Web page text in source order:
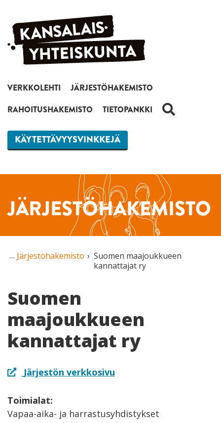
Siirry sisältöön
VERKKOLEHTI
JÄRJESTÖHAKEMISTO
RAHOITUSHAKEMISTO
TIETOPANKKI HAKU
KÄYTETTÄVYYSVINKKEJÄ
JÄRJESTÖHAKEMISTO
Järjestöhakemisto
Suomen maajoukkueen
kannattajat ry
Suomen
maajoukkueen
kannattajat ry
Järjestön verkkosivu
Toimialat:
Vapaa-aika- ja harrastusyhdistykset